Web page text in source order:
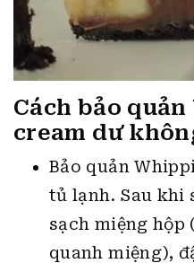
Cách bảo
cream dư
Bảo quản
tủ lạnh. Sau khi
sạch miệng hộp
quanh miệng),